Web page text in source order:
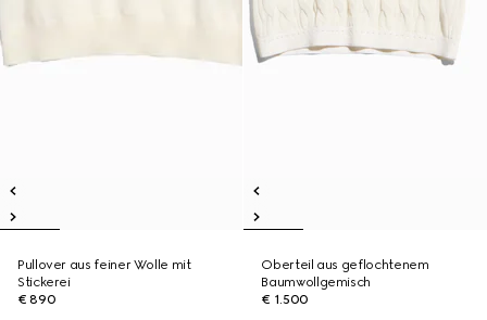
Pullover aus feiner Wolle mit
Stickerei
€ 890
Oberteil aus geflochtenem
Baumwollgemisch
€ 1.500